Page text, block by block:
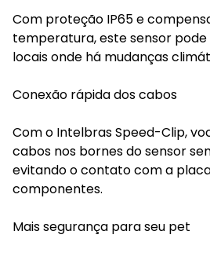
Com proteção IP65 e
temperatura, este sensor
locais onde há mudanças
Conexão rápida dos cabos
Com o Intelbras Speed-Clip,
cabos nos bornes do sensor
evitando o contato com a
componentes.
Mais segurança para seu pet